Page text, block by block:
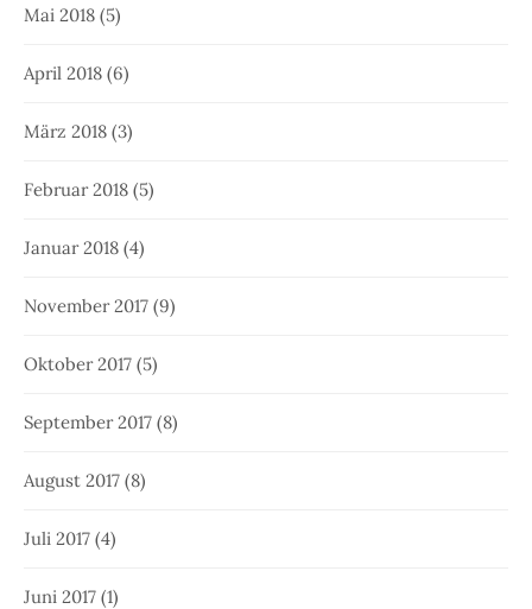
Mai 2018 (5)
April 2018 (6)
März 2018 (3)
Februar 2018 (5)
Januar 2018 (4)
November 2017 (9)
Oktober 2017 (5)
September 2017 (8)
August 2017 (8)
Juli 2017 (4)
Juni 2017 (1)